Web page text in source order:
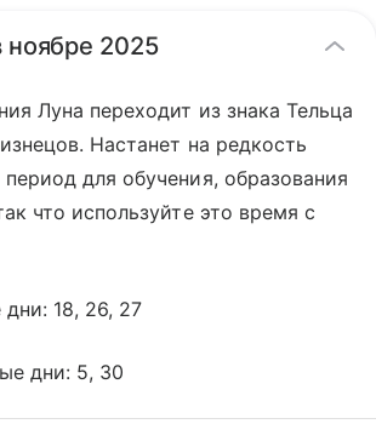
2025
Луна переходит из знака Тельца
Настанет на редкость
для обучения, образования
что используйте это время с
18, 26, 27
дни: 5, 30